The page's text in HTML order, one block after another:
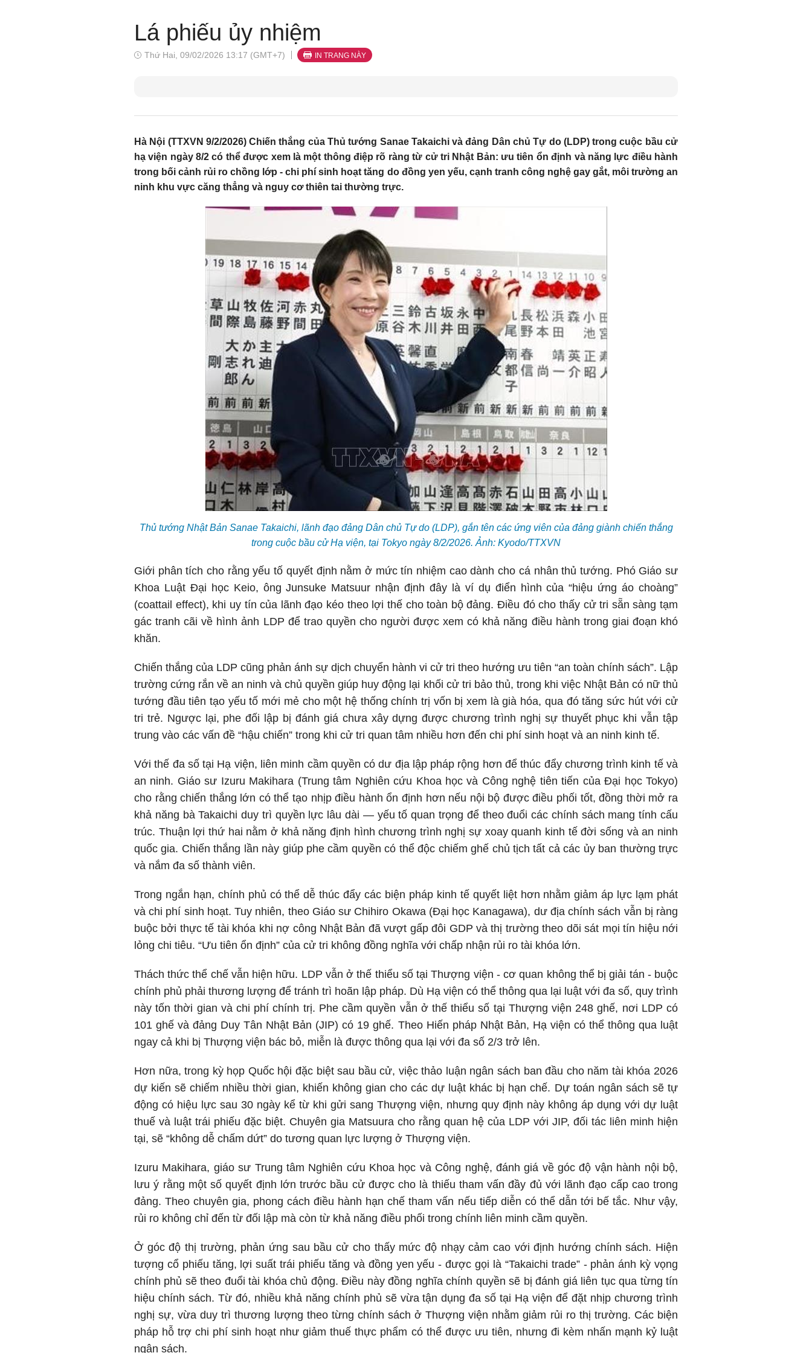
Lá phiếu ủy nhiệm
Thứ Hai, 09/02/2026 13:17 (GMT+7) IN TRANG NÀY
Hà Nội (TTXVN 9/2/2026) Chiến thắng của Thủ tướng Sanae Takaichi và đảng Dân chủ Tự do (LDP) trong cuộc bầu cử
hạ viện ngày 8/2 có thể được xem là một thông điệp rõ ràng từ cử tri Nhật Bản: ưu tiên ổn định và năng lực điều hành
trong bối cảnh rủi ro chồng lớp - chi phí sinh hoạt tăng do đồng yen yếu, cạnh tranh công nghệ gay gắt, môi trường an
ninh khu vực căng thẳng và nguy cơ thiên tai thường trực.
Thủ tướng Nhật Bản Sanae Takaichi, lãnh đạo đảng Dân chủ Tự do (LDP), gắn tên các ứng viên của đảng giành chiến thắng
trong cuộc bầu cử Hạ viện, tại Tokyo ngày 8/2/2026. Ảnh: Kyodo/TTXVN
Giới phân tích cho rằng yếu tố quyết định nằm ở mức tín nhiệm cao dành cho cá nhân thủ tướng. Phó Giáo sư
Khoa Luật Đại học Keio, ông Junsuke Matsuur nhận định đây là ví dụ điển hình của “hiệu ứng áo choàng”
(coattail effect), khi uy tín của lãnh đạo kéo theo lợi thế cho toàn bộ đảng. Điều đó cho thấy cử tri sẵn sàng tạm
gác tranh cãi về hình ảnh LDP để trao quyền cho người được xem có khả năng điều hành trong giai đoạn khó
khăn.
Chiến thắng của LDP cũng phản ánh sự dịch chuyển hành vi cử tri theo hướng ưu tiên “an toàn chính sách”. Lập
trường cứng rắn về an ninh và chủ quyền giúp huy động lại khối cử tri bảo thủ, trong khi việc Nhật Bản có nữ thủ
tướng đầu tiên tạo yếu tố mới mẻ cho một hệ thống chính trị vốn bị xem là già hóa, qua đó tăng sức hút với cử
tri trẻ. Ngược lại, phe đối lập bị đánh giá chưa xây dựng được chương trình nghị sự thuyết phục khi vẫn tập
trung vào các vấn đề “hậu chiến” trong khi cử tri quan tâm nhiều hơn đến chi phí sinh hoạt và an ninh kinh tế.
Với thế đa số tại Hạ viện, liên minh cầm quyền có dư địa lập pháp rộng hơn để thúc đẩy chương trình kinh tế và
an ninh. Giáo sư Izuru Makihara (Trung tâm Nghiên cứu Khoa học và Công nghệ tiên tiến của Đại học Tokyo)
cho rằng chiến thắng lớn có thể tạo nhịp điều hành ổn định hơn nếu nội bộ được điều phối tốt, đồng thời mở ra
khả năng bà Takaichi duy trì quyền lực lâu dài — yếu tố quan trọng để theo đuổi các chính sách mang tính cấu
trúc. Thuận lợi thứ hai nằm ở khả năng định hình chương trình nghị sự xoay quanh kinh tế đời sống và an ninh
quốc gia. Chiến thắng lần này giúp phe cầm quyền có thể độc chiếm ghế chủ tịch tất cả các ủy ban thường trực
và nắm đa số thành viên.
Trong ngắn hạn, chính phủ có thể dễ thúc đẩy các biện pháp kinh tế quyết liệt hơn nhằm giảm áp lực lạm phát
và chi phí sinh hoạt. Tuy nhiên, theo Giáo sư Chihiro Okawa (Đại học Kanagawa), dư địa chính sách vẫn bị ràng
buộc bởi thực tế tài khóa khi nợ công Nhật Bản đã vượt gấp đôi GDP và thị trường theo dõi sát mọi tín hiệu nới
lỏng chi tiêu. “Ưu tiên ổn định” của cử tri không đồng nghĩa với chấp nhận rủi ro tài khóa lớn.
Thách thức thể chế vẫn hiện hữu. LDP vẫn ở thế thiểu số tại Thượng viện - cơ quan không thể bị giải tán - buộc
chính phủ phải thương lượng để tránh trì hoãn lập pháp. Dù Hạ viện có thể thông qua lại luật với đa số, quy trình
này tốn thời gian và chi phí chính trị. Phe cầm quyền vẫn ở thế thiểu số tại Thượng viện 248 ghế, nơi LDP có
101 ghế và đảng Duy Tân Nhật Bản (JIP) có 19 ghế. Theo Hiến pháp Nhật Bản, Hạ viện có thể thông qua luật
ngay cả khi bị Thượng viện bác bỏ, miễn là được thông qua lại với đa số 2/3 trở lên.
Hơn nữa, trong kỳ họp Quốc hội đặc biệt sau bầu cử, việc thảo luận ngân sách ban đầu cho năm tài khóa 2026
dự kiến sẽ chiếm nhiều thời gian, khiến không gian cho các dự luật khác bị hạn chế. Dự toán ngân sách sẽ tự
động có hiệu lực sau 30 ngày kể từ khi gửi sang Thượng viện, nhưng quy định này không áp dụng với dự luật
thuế và luật trái phiếu đặc biệt. Chuyên gia Matsuura cho rằng quan hệ của LDP với JIP, đối tác liên minh hiện
tại, sẽ “không dễ chấm dứt” do tương quan lực lượng ở Thượng viện.
Izuru Makihara, giáo sư Trung tâm Nghiên cứu Khoa học và Công nghệ, đánh giá về góc độ vận hành nội bộ,
lưu ý rằng một số quyết định lớn trước bầu cử được cho là thiếu tham vấn đầy đủ với lãnh đạo cấp cao trong
đảng. Theo chuyên gia, phong cách điều hành hạn chế tham vấn nếu tiếp diễn có thể dẫn tới bế tắc. Như vậy,
rủi ro không chỉ đến từ đối lập mà còn từ khả năng điều phối trong chính liên minh cầm quyền.
Ở góc độ thị trường, phản ứng sau bầu cử cho thấy mức độ nhạy cảm cao với định hướng chính sách. Hiện
tượng cổ phiếu tăng, lợi suất trái phiếu tăng và đồng yen yếu - được gọi là “Takaichi trade” - phản ánh kỳ vọng
chính phủ sẽ theo đuổi tài khóa chủ động. Điều này đồng nghĩa chính quyền sẽ bị đánh giá liên tục qua từng tín
hiệu chính sách. Từ đó, nhiều khả năng chính phủ sẽ vừa tận dụng đa số tại Hạ viện để đặt nhịp chương trình
nghị sự, vừa duy trì thương lượng theo từng chính sách ở Thượng viện nhằm giảm rủi ro thị trường. Các biện
pháp hỗ trợ chi phí sinh hoạt như giảm thuế thực phẩm có thể được ưu tiên, nhưng đi kèm nhấn mạnh kỷ luật
ngân sách.